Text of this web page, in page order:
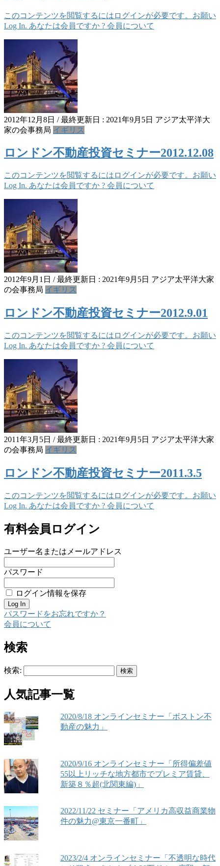
このコンテンツを閲覧するにはログインが必要です。お願い
Log In. あなたは会員ですか ? 会員について
2012年12月8日 / 最終更新日 : 2021年9月5日 アジア太平洋大
家の会事務局 イギリス
ロンドン不動産投資セミナー2012.12.08
このコンテンツを閲覧するにはログインが必要です。お願い
Log In. あなたは会員ですか ? 会員について
2012年9月1日 / 最終更新日 : 2021年9月5日 アジア太平洋大家
の会事務局 イギリス
ロンドン不動産投資セミナー2012.9.01
このコンテンツを閲覧するにはログインが必要です。お願い
Log In. あなたは会員ですか ? 会員について
2011年3月5日 / 最終更新日 : 2021年9月5日 アジア太平洋大家
の会事務局 イギリス
ロンドン不動産投資セミナー2011.3.5
このコンテンツを閲覧するにはログインが必要です。お願い
Log In. あなたは会員ですか ? 会員について
有料会員ログイン
ユーザー名またはメールアドレス
パスワード
ログイン情報を保存
パスワードをお忘れですか？
会員について
検索
検索:
人気記事一覧
2020/8/18 オンラインセミナー「ボストン不
動産の魅力」
2020/9/16 オンラインセミナー「所得偏差値
55以上リッチな地方都市でプレミア賃貸、
新築８％超(北関東編)」
2022/11/22 セミナー「アメリカ高収益商業物
件の魅力@東京一番町」
2023/2/4 オンラインセミナー「不透明な時代